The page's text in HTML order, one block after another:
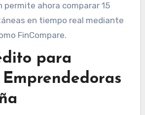
permite ahora comparar 15
en tiempo real mediante
FinCompare.
para